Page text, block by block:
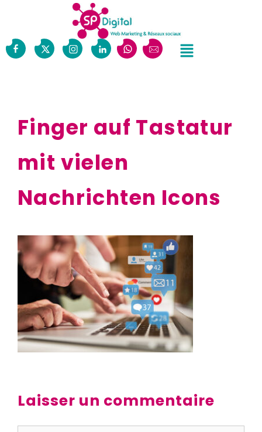
Finger auf Tastatur
mit vielen
Nachrichten Icons
Laisser un commentaire